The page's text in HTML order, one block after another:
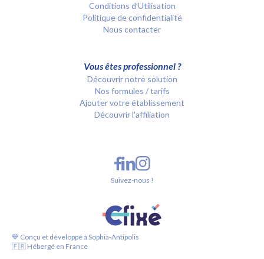
Conditions d’Utilisation
Politique de confidentialité
Nous contacter
Vous êtes professionnel ?
Découvrir notre solution
Nos formules / tarifs
Ajouter votre établissement
Découvrir l'affiliation
💙 Conçu et développé à Sophia-Antipolis
🇫🇷 Hébergé en France
Suivez-nous !